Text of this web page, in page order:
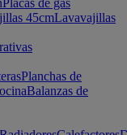
Placas de gas
45cmLavavajillas
Planchas de
Balanzas de